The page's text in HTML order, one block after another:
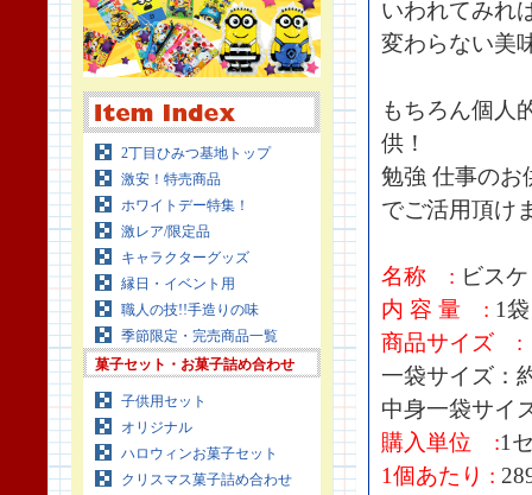
2丁目ひみつ基地トップ
激安！特売商品
ホワイトデー特集！
激レア/限定品
キャラクターグッズ
縁日・イベント用
職人の技!!手造りの味
季節限定・完売商品一覧
菓子セット・お菓子詰め合わせ
子供用セット
オリジナル
ハロウィンお菓子セット
クリスマス菓子詰め合わせ
いわれてみれ
変わらない美
もちろん個人
供！
勉強 仕事のお
でご活用頂け
名称 : ビス
内 容 量 : 1袋
商品サイズ :
一袋サイズ：
中身一袋サイ
購入単位 :1
1個あたり :